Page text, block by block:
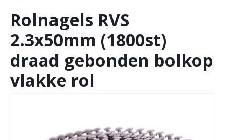
Rolnagels RVS
2.3x50mm (1800st)
draad gebonden bolkop
vlakke rol